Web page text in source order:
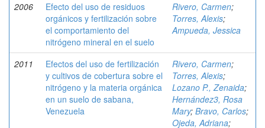
2006
Efecto del uso de residuos
orgánicos y fertilización sobre
el comportamiento del
nitrógeno mineral en el suelo
Rivero, Carmen;
Torres, Alexis;
Ampueda, Jessica
2011
Efectos del uso de fertilización
y cultivos de cobertura sobre el
nitrógeno y la materia orgánica
en un suelo de sabana,
Venezuela
Rivero, Carmen;
Torres, Alexis;
Lozano P., Zenaida;
Hernández3, Rosa
Mary; Bravo, Carlos;
Ojeda, Adriana;